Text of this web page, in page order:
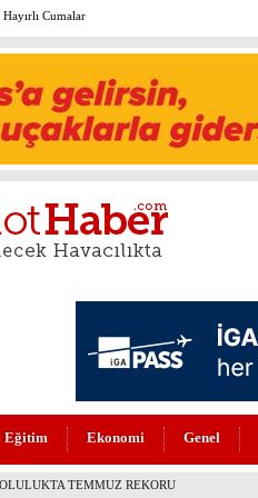
Cumalar
Eğitim Ekonomi Genel
MENÜLERİ YENİLENDİ